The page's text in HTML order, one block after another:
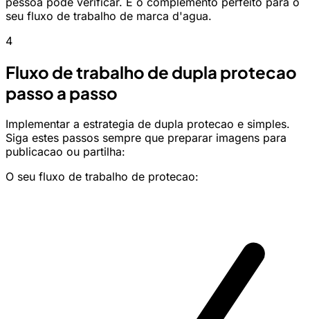
seu fluxo de trabalho de marca d'agua.
4
Fluxo de trabalho de dupla protecao
passo a passo
Implementar a estrategia de dupla protecao e simples.
Siga estes passos sempre que preparar imagens para
publicacao ou partilha:
O seu fluxo de trabalho de protecao: